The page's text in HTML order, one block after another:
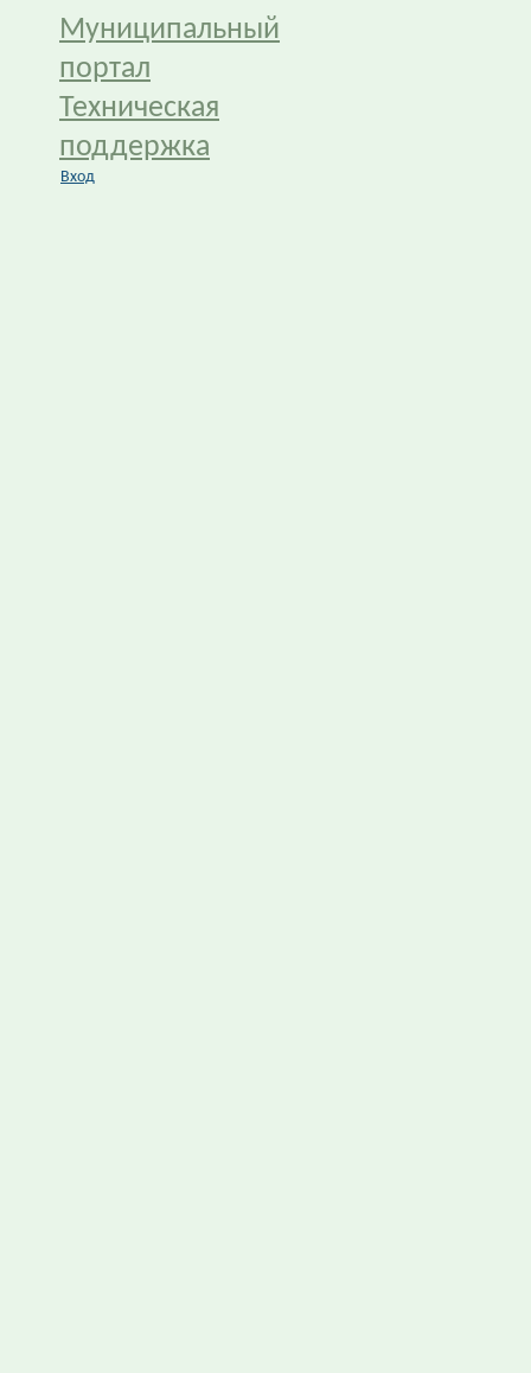
Муниципальный
портал
Техническая
поддержка
Вход